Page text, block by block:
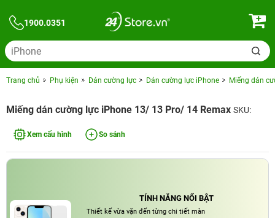
1900.0351
Trang chủ Phụ kiện Dán cường lực Dán cường lực iPhone Miếng dán
Miếng dán cường lực iPhone 13/ 13 Pro/ 14 Remax SKU:
Xem cấu hình So sánh
TÍNH NĂNG NỔI BẬT
Thiết kế vừa vặn đến từng chi tiết màn